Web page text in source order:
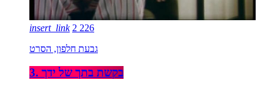
insert_link 2 226
גבעת חלפון, הסרט
3. בקשת בתך של ידך